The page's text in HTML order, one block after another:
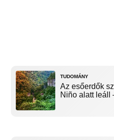
TUDOMÁNY
Az esőerdők
Niño alatt leáll